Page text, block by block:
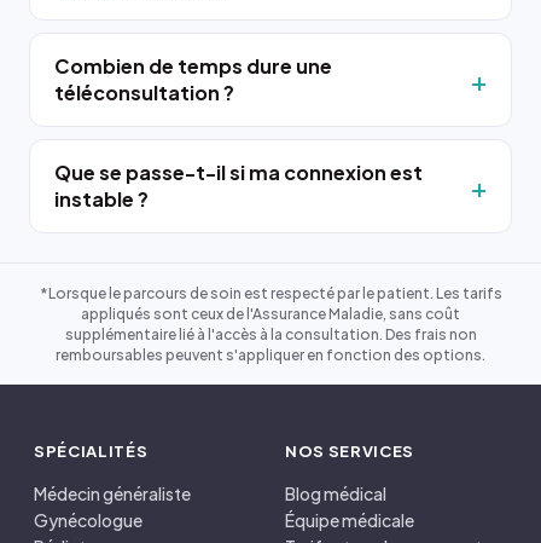
Combien de temps dure une
téléconsultation ?
Que se passe-t-il si ma connexion est
instable ?
*Lorsque le parcours de soin est respecté par le patient. Les tarifs
appliqués sont ceux de l'Assurance Maladie, sans coût
supplémentaire lié à l'accès à la consultation. Des frais non
remboursables peuvent s'appliquer en fonction des options.
SPÉCIALITÉS
Médecin généraliste
Gynécologue
NOS SERVICES
Blog médical
Équipe médicale